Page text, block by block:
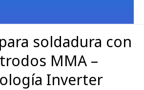
soldadura con
MMA –
Inverter